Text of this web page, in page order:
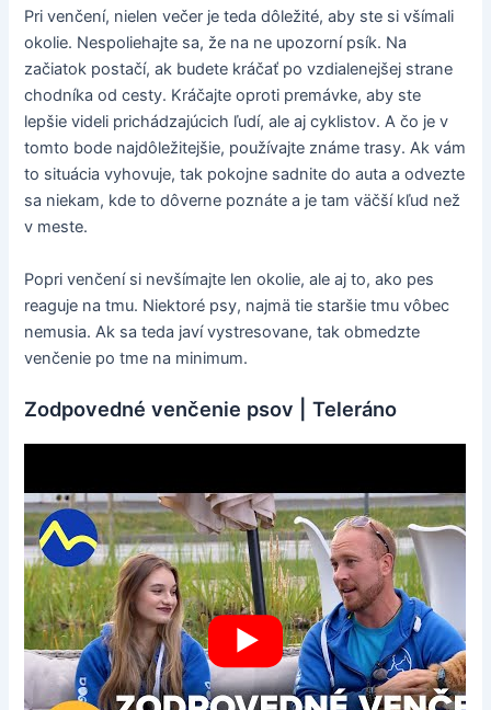
Pri venčení, nielen večer je teda dôležité, aby ste si všímali
okolie. Nespoliehajte sa, že na ne upozorní psík. Na
začiatok postačí, ak budete kráčať po vzdialenejšej strane
chodníka od cesty. Kráčajte oproti premávke, aby ste
lepšie videli prichádzajúcich ľudí, ale aj cyklistov. A čo je v
tomto bode najdôležitejšie, používajte známe trasy. Ak vám
to situácia vyhovuje, tak pokojne sadnite do auta a odvezte
sa niekam, kde to dôverne poznáte a je tam väčší kľud než
v meste.
Popri venčení si nevšímajte len okolie, ale aj to, ako pes
reaguje na tmu. Niektoré psy, najmä tie staršie tmu vôbec
nemusia. Ak sa teda javí vystresovane, tak obmedzte
venčenie po tme na minimum.
Zodpovedné venčenie psov | Teleráno